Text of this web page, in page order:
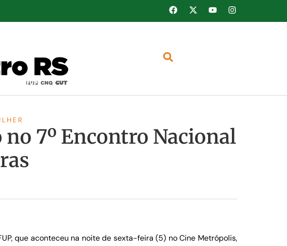
7º Encontro Nacional
que aconteceu na noite de sexta-feira (5) no Cine Metrópolis,